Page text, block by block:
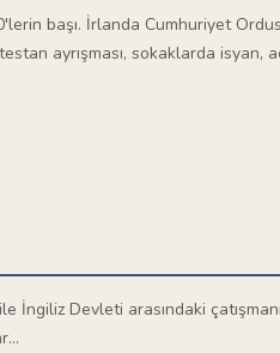
başı. İrlanda Cumhuriyet
ayrışması, sokaklarda
İngiliz Devleti arasındaki